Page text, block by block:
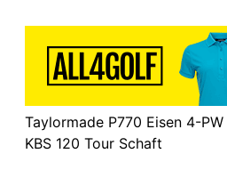
Taylormade P770 Eisen 4-PW
KBS 120 Tour Schaft